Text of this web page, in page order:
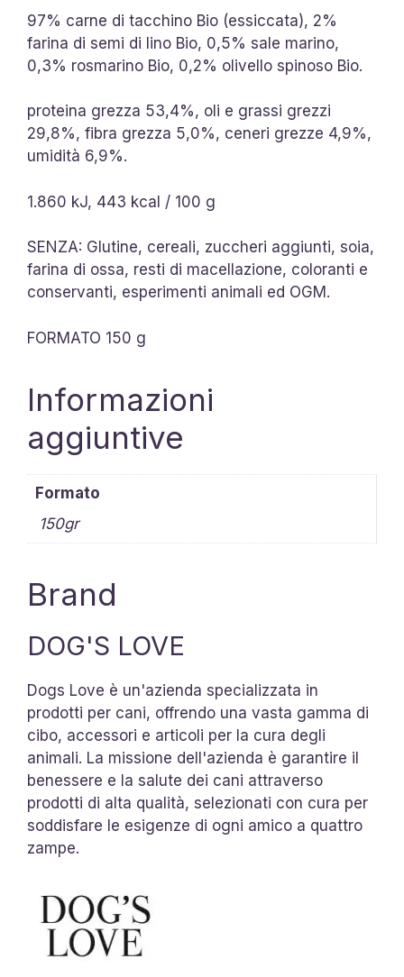
97% carne di tacchino Bio (essiccata), 2%
farina di semi di lino Bio, 0,5% sale marino,
0,3% rosmarino Bio, 0,2% olivello spinoso Bio.
proteina grezza 53,4%, oli e grassi grezzi
29,8%, fibra grezza 5,0%, ceneri grezze 4,9%,
umidità 6,9%.
1.860 kJ, 443 kcal / 100 g
SENZA: Glutine, cereali, zuccheri aggiunti, soia,
farina di ossa, resti di macellazione, coloranti e
conservanti, esperimenti animali ed OGM.
FORMATO 150 g
Informazioni
aggiuntive
Formato
150gr
Brand
DOG'S LOVE
Dogs Love è un'azienda specializzata in
prodotti per cani, offrendo una vasta gamma di
cibo, accessori e articoli per la cura degli
animali. La missione dell'azienda è garantire il
benessere e la salute dei cani attraverso
prodotti di alta qualità, selezionati con cura per
soddisfare le esigenze di ogni amico a quattro
zampe.